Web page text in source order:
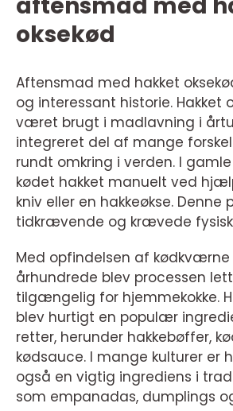
oksekød
Aftensmad med hakket
og interessant historie. Hakket
været brugt i madlavning i
integreret del af mange
rundt omkring i verden. I
kødet hakket manuelt ved
kniv eller en hakkeøkse. Denne
tidkrævende og krævede fysisk
Med opfindelsen af kødkværne
århundrede blev processen
tilgængelig for hjemmekokke.
blev hurtigt en populær
retter, herunder hakkebøffer,
kødsauce. I mange kulturer er
også en vigtig ingrediens i
som empanadas, dumplings